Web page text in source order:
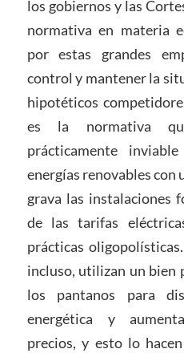
los gobiernos y las
normativa en materia
por estas grandes
control y mantener la
hipotéticos
es la normativa
prácticamente
energías renovables con
grava las instalaciones
de las tarifas
prácticas
incluso, utilizan un bien
los pantanos para
energética y
precios, y esto lo